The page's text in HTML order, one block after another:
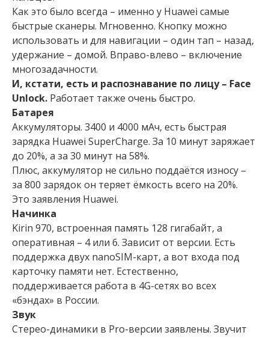
Как это было всегда – именно у Huawei самые
быстрые сканеры. Мгновенно. Кнопку можно
использовать и для навигации – один тап – назад,
удержание – домой. Вправо-влево – включение
многозадачности.
И, кстати, есть и распознавание по лицу – Face
Unlock. Работает также очень быстро.
Батарея
Аккумуляторы. 3400 и 4000 мАч, есть быстрая
зарядка Huawei SuperCharge. За 10 минут заряжает
до 20%, а за 30 минут на 58%.
Плюс, аккумулятор не сильно поддаётся износу –
за 800 зарядок он теряет ёмкость всего на 20%.
Это заявления Huawei.
Начинка
Kirin 970, встроенная память 128 гигабайт, а
оперативная – 4 или 6. Зависит от версии. Есть
поддержка двух nanoSIM-карт, а вот входа под
карточку памяти нет. Естественно,
поддерживается работа в 4G-сетях во всех
«бэндах» в России.
Звук
Стерео-динамики в Pro-версии заявлены. Звучит